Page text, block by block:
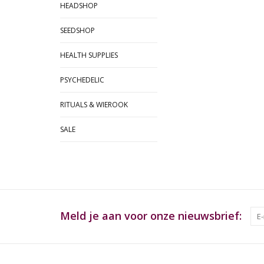
HEADSHOP
SEEDSHOP
HEALTH SUPPLIES
PSYCHEDELIC
RITUALS & WIEROOK
SALE
Meld je aan voor onze nieuwsbrief: